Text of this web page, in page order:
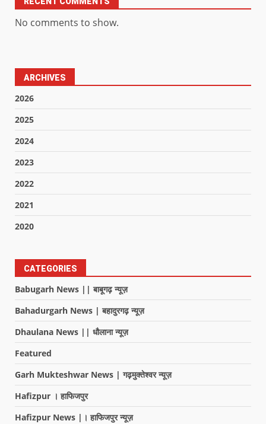
No comments to show.
ARCHIVES
2026
2025
2024
2023
2022
2021
2020
CATEGORIES
Babugarh News || बाबूगढ़ न्यूज़
Bahadurgarh News | बहादुरगढ़ न्यूज़
Dhaulana News || धौलाना न्यूज़
Featured
Garh Mukteshwar News | गढ़मुक्तेश्वर न्यूज़
Hafizpur । हाफिजपुर
Hafizpur News |। हाफिजपुर न्यूज़